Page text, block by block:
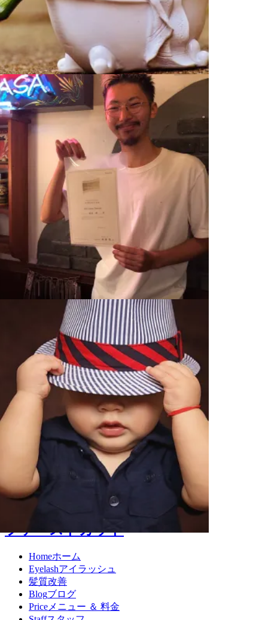
意外と知らない！
Aujua知識試験
ファーストカット
Homeホーム
Eyelashアイラッシュ
髪質改善
Blogブログ
Priceメニュー ＆ 料金